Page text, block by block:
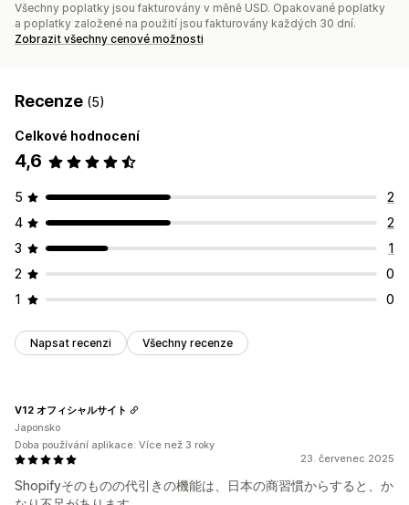
Všechny poplatky jsou fakturovány v měně USD. Opakované poplatky
a poplatky založené na použití jsou fakturovány každých 30 dní.
Zobrazit všechny cenové možnosti
Recenze (5)
Celkové hodnocení
4,6
5
2
4
2
3
1
2
0
1
0
Napsat recenzi Všechny recenze
23. červenec 2025
Shopifyそのものの代引きの機能は、日本の商習慣からすると、か
V12 オフィシャルサイト
Japonsko
Doba používání aplikace: Více než 3 roky